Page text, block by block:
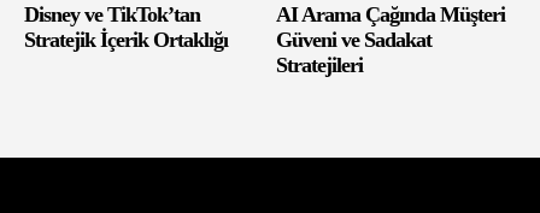
Disney ve TikTok’tan
Stratejik İçerik Ortaklığı
AI Arama Çağında Müşteri
Güveni ve Sadakat
Stratejileri